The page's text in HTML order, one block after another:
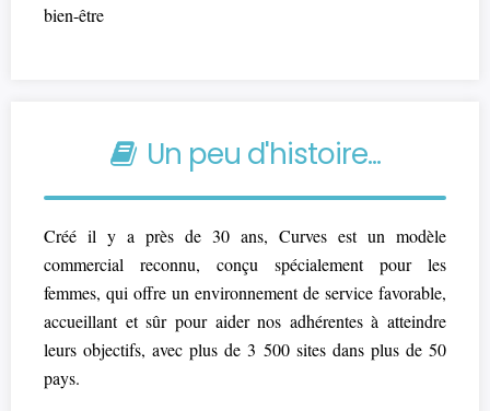
bien-être
Un peu d'histoire...
Créé il y a près de 30 ans, Curves est un modèle
commercial reconnu, conçu spécialement pour les
femmes, qui offre un environnement de service favorable,
accueillant et sûr pour aider nos adhérentes à atteindre
leurs objectifs, avec plus de 3 500 sites dans plus de 50
pays.